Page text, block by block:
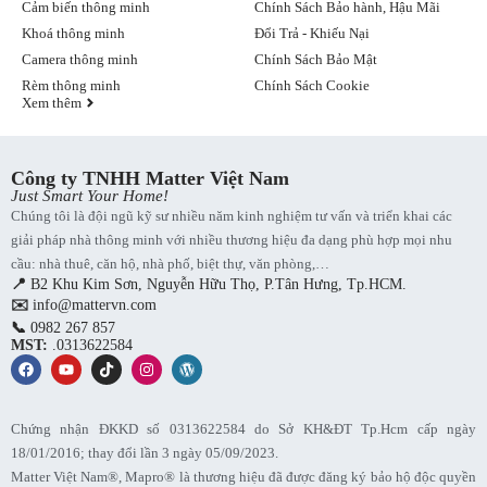
đến 1 năm (khi ít sử dụng chức năng phát âm thanh tìm đồ
vật)
Thiết kế pin có thể tháo lắp dễ dàng, thuận tiện khi thay pin
Tương thích hoàn hảo với hệ sinh thái các thiết bị Apple như
Tránh va đập mạnh hoặc làm rơi thiết bị xuống đất để đề
phòng hỏng hóc bên trong, ảnh hưởng tới hoạt động bình
thường.
Nên thường xuyên kiểm tra pin để đảm bảo Mapro luôn hoạt
động. Khi pin yếu, nên thay pin ngay để tránh tình trạng tắt
nguồn đột ngột.
Không nên cố gắng tự mở, sửa chữa Mapro khi gặp sự cố.
Hãy đem tới trung tâm bảo hành Matter Việt Nam để được
kiểm tra, khắc phục.
Đảm bảo kích hoạt, cài đặt các dịch vụ cần thiết như kết nối
định vị với điện thoại iPhone của bạn.
Vì sao nên mua định vị thông minh tại Matter Việt Nam?
Với mong muốn đem lại sự an tâm cho khách hàng, Matter Việt
Chính Sách Bảo hành, Hậu Mãi
Đổi Trả - Khiếu Nại
Chính Sách Bảo Mật
Chính Sách Cookie
Cảm biến thông minh
Khoá thông minh
Camera thông minh
Rèm thông minh
Xem thêm
Công ty TNHH Matter Việt Nam
Just Smart Your Home!
Chúng tôi là đội ngũ kỹ sư nhiều năm kinh nghiệm tư vấn và triển khai các
giải pháp nhà thông minh với nhiều thương hiệu đa dạng phù hợp mọi nhu
cầu: nhà thuê, căn hộ, nhà phố, biệt thự, văn phòng,…
📍 B2 Khu Kim Sơn, Nguyễn Hữu Thọ, P.Tân Hưng, Tp.HCM.
✉️ info@mattervn.com
📞 0982 267 857
MST: .0313622584
Chứng nhận ĐKKD số 0313622584 do Sở KH&ĐT Tp.Hcm cấp ngày
18/01/2016; thay đổi lần 3 ngày 05/09/2023.
Matter Việt Nam®, Mapro® là thương hiệu đã được đăng ký bảo hộ độc quyền